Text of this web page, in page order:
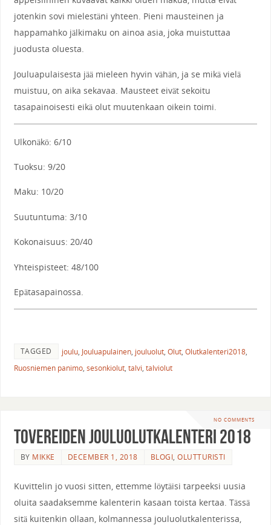
jotenkin sovi mielestäni yhteen. Pieni mausteinen ja
happamahko jälkimaku on ainoa asia, joka muistuttaa
juodusta oluesta.
Jouluapulaisesta jää mieleen hyvin vähän, ja se mikä vielä
muistuu, on aika sekavaa. Mausteet eivät sekoitu
tasapainoisesti eikä olut muutenkaan oikein toimi.
Ulkonäkö: 6/10
Tuoksu: 9/20
Maku: 10/20
Suutuntuma: 3/10
Kokonaisuus: 20/40
Yhteispisteet: 48/100
Epätasapainossa.
TAGGED joulu, Jouluapulainen, jouluolut, Olut, Olutkalenteri2018,
Ruosniemen panimo, sesonkiolut, talvi, talviolut
NO COMMENTS
Tovereiden jouluolutkalenteri 2018
BY MIKKE DECEMBER 1, 2018 BLOGI,OLUTTURISTI
Kuvittelin jo vuosi sitten, ettemme löytäisi tarpeeksi uusia
oluita saadaksemme kalenterin kasaan toista kertaa. Tässä
sitä kuitenkin ollaan, kolmannessa jouluolutkalenterissa,